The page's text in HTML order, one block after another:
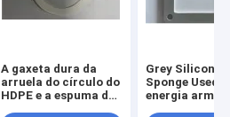
A gaxeta dura da
arruela do círculo do
HDPE e a espuma de
Grey Silicone
Sponge Used
energia